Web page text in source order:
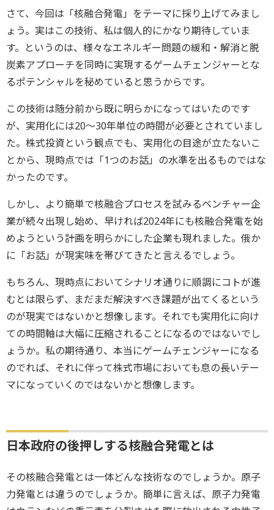
さて、今回は「核融合発電」をテーマに採り上げてみまし
ょう。実はこの技術、私は個人的にかなり期待していま
す。というのは、様々なエネルギー問題の緩和・解消と脱
炭素アプローチを同時に実現するゲームチェンジャーとな
るポテンシャルを秘めていると思うからです。
この技術は随分前から既に明らかになってはいたのです
が、実用化には20～30年単位の時間が必要とされていまし
た。株式投資という観点でも、実用化の目途が立たないこ
とから、現時点では「1つのお話」の水準を出るものではな
かったのです。
しかし、より簡単で核融合プロセスを試みるベンチャー企
業が続々出現し始め、早ければ2024年にも核融合発電を始
めようという計画を明らかにした企業も現れました。俄か
に「お話」が現実味を帯びてきたと言えるでしょう。
もちろん、現時点においてシナリオ通りに順調にコトが進
むとは限らず、まだまだ解決すべき課題が出てくるという
のが現実ではないかと想像します。それでも実用化に向け
ての時間軸は大幅に圧縮されることになるのではないでし
ょうか。私の期待通り、本当にゲームチェンジャーになる
のでれば、それに伴って株式市場においても息の長いテー
マになっていくのではないかと想像します。
日本政府の後押しする核融合発電とは
その核融合発電とは一体どんな技術なのでしょうか。原子
力発電とは違うのでしょうか。簡単に言えば、原子力発電